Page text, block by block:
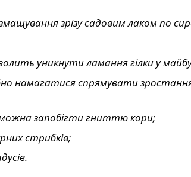
зрізу садовим лаком по
уникнути ламання гілки у
намагатися спрямувати
можна запобігти гниттю кори;
стрибків;